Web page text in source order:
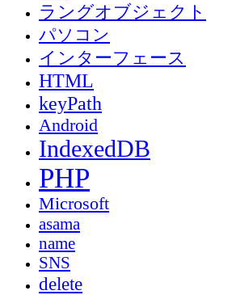
ラングオブジェクト
パソコン
インターフェース
HTML
keyPath
Android
IndexedDB
PHP
Microsoft
asama
name
SNS
delete